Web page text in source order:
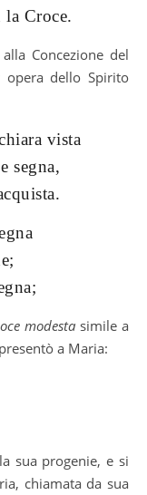
la Croce.
Concezione del
dello Spirito
vista
segna,
oce modesta simile a
a Maria:
sua progenie, e si
chiamata da sua